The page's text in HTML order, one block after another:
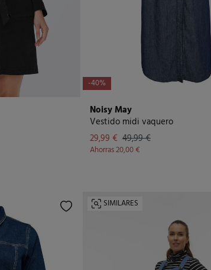
-40%
Noisy May
Vestido midi vaquero
29,99 € 49,99 €
Ahorras20,00 €
SIMILARES